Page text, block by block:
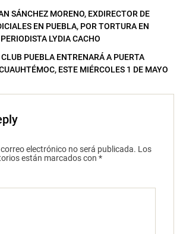
SÁNCHEZ MORENO, EXDIRECTOR DE
EN PUEBLA, POR TORTURA EN
LYDIA CACHO
PUEBLA ENTRENARÁ A PUERTA
ESTE MIÉRCOLES 1 DE MAYO
electrónico no será publicada. Los
están marcados con *